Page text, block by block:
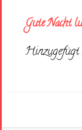
Gute Nacht